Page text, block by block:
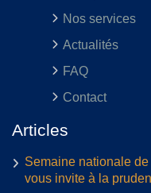
Nos services
Actualités
FAQ
Contact
Articles
Semaine nationale
vous invite à la